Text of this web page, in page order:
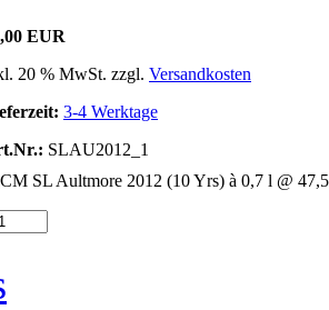
EUR
20 % MwSt. zzgl. Versandkosten
3-4 Werktage
SLAU2012_1